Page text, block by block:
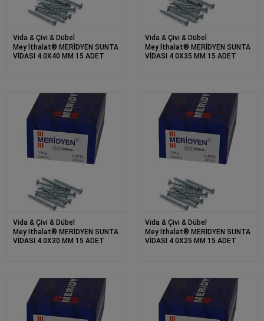
Vida & Çivi & Dübel
Mey İthalat® MERİDYEN SUNTA
VİDASI 4.0X40 MM 15 ADET
Vida & Çivi & Dübel
Mey İthalat® MERİDYEN SUNTA
VİDASI 4.0X35 MM 15 ADET
Vida & Çivi & Dübel
Mey İthalat® MERİDYEN SUNTA
VİDASI 4.0X30 MM 15 ADET
Vida & Çivi & Dübel
Mey İthalat® MERİDYEN SUNTA
VİDASI 4.0X25 MM 15 ADET